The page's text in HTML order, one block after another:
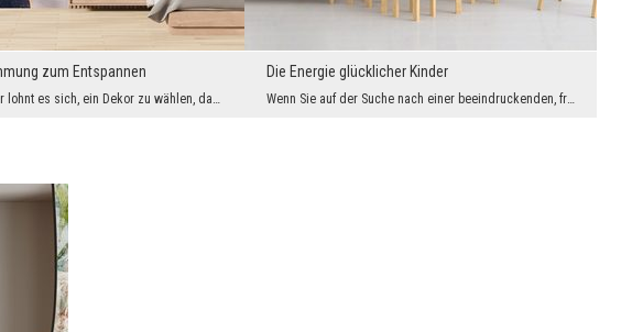
zum Entspannen
Im Schlafzimmer lohnt es sich, ein Dekor zu wählen, das uns effektiv beruhigen, beruhigen und in ...
Die Energie glücklicher Kinder
Wenn Sie auf der Suche nach einer beeindruckenden, fröhlichen Fototapete für das Kinderzimmer Ihr...